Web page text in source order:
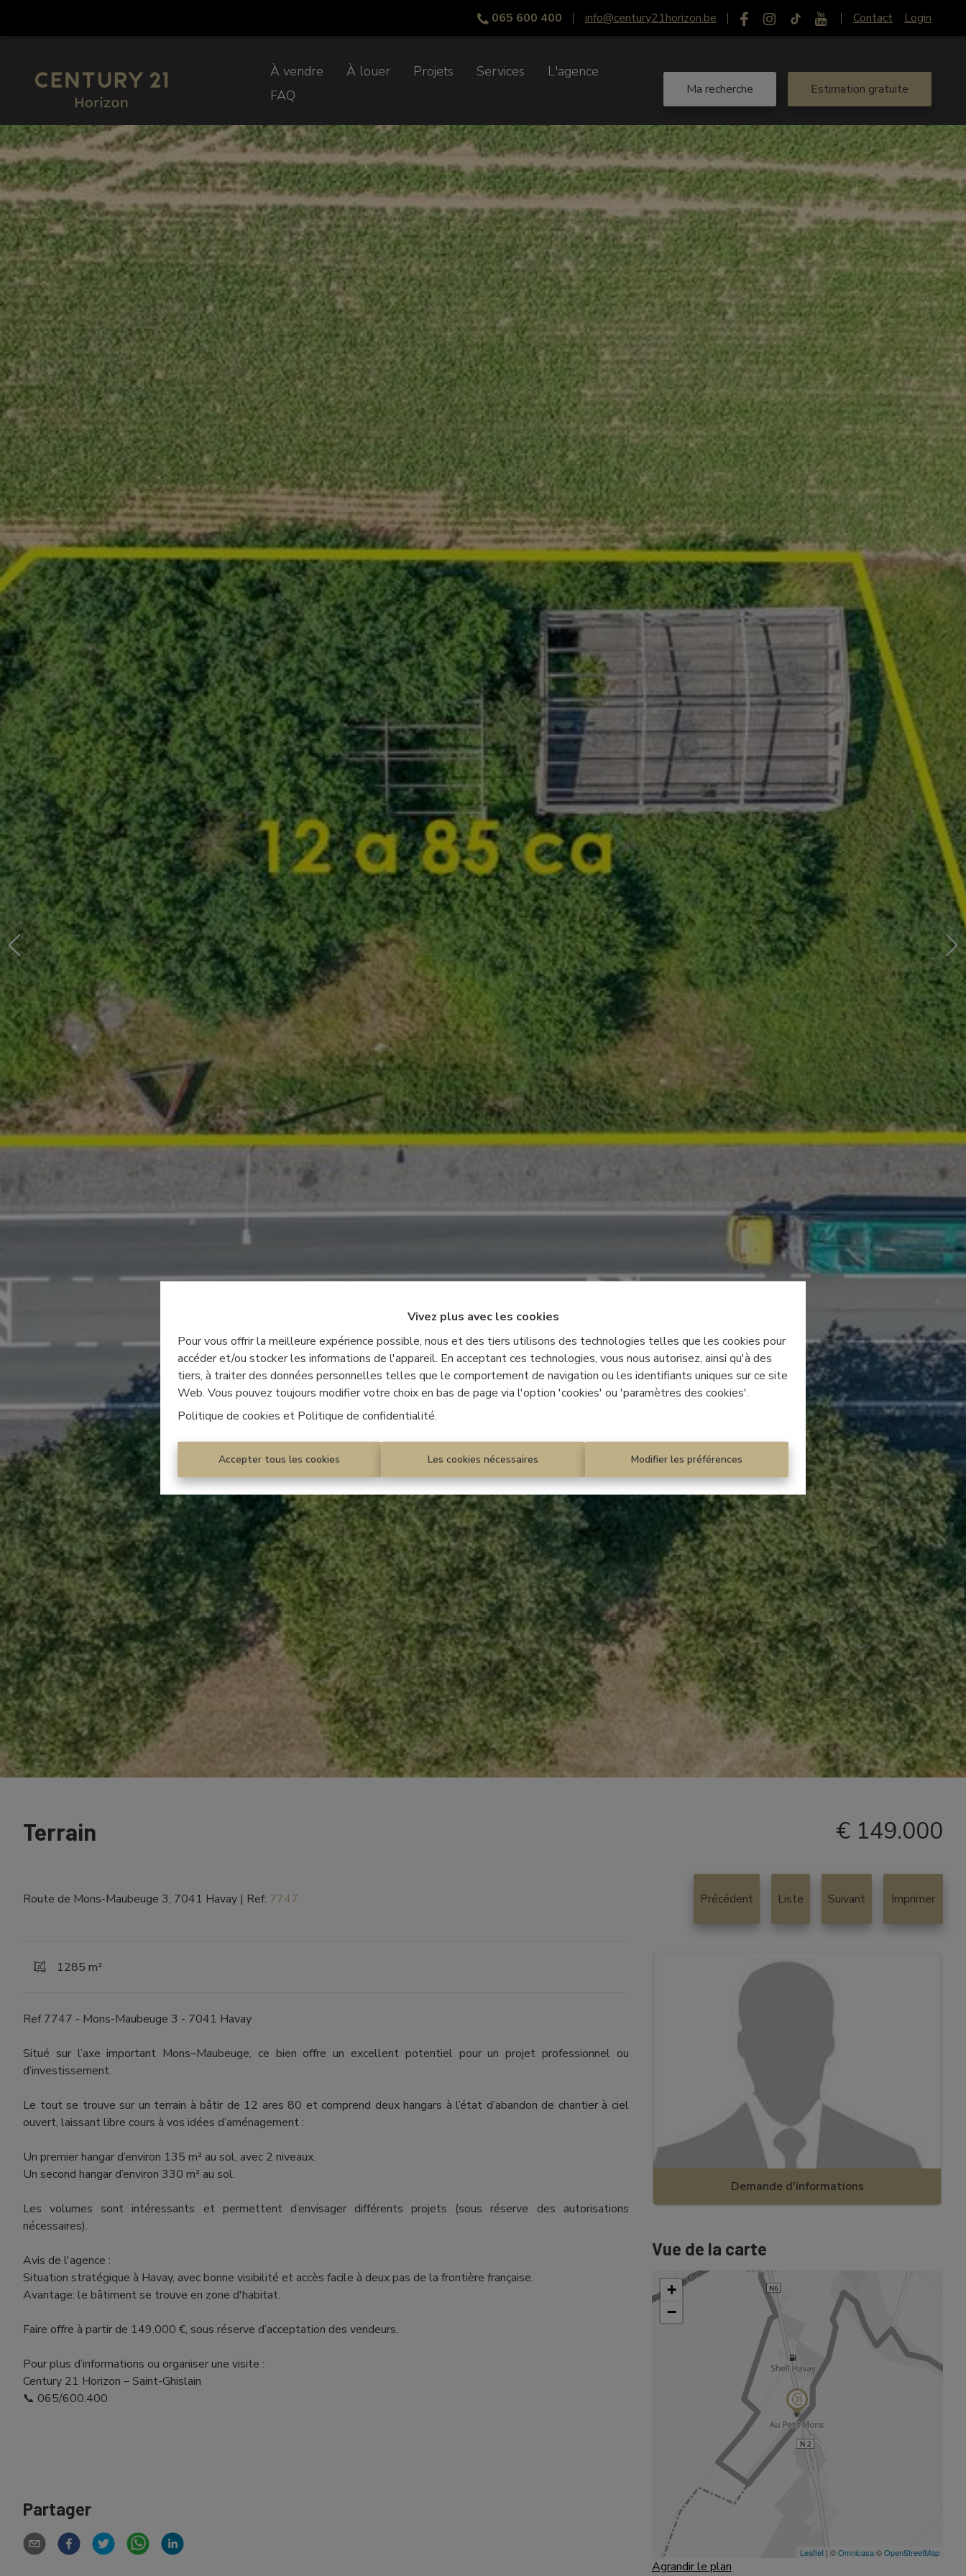
Vivez plus avec les cookies
Pour vous offrir la meilleure expérience possible, nous et des tiers utilisons des technologies telles que les cookies pour
accéder et/ou stocker les informations de l'appareil. En acceptant ces technologies, vous nous autorisez, ainsi qu'à des
tiers, à traiter des données personnelles telles que le comportement de navigation ou les identifiants uniques sur ce site
Web. Vous pouvez toujours modifier votre choix en bas de page via l'option 'cookies' ou 'paramètres des cookies'.
Politique de cookies et Politique de confidentialité.
Accepter tous les cookies Les cookies nécessaires Modifier les préférences
065 600 400 info@century21horizon.be Contact Login
À vendre À louer Projets Services
L'agence
FAQ
Ma recherche Estimation gratuite
Terrain € 149.000
Route de Mons-Maubeuge 3, 7041 Havay | Ref: 7747 Précédent Liste Suivant Imprimer
1285 m²
Ref 7747 - Mons-Maubeuge 3 - 7041 Havay
Situé sur l’axe important Mons–Maubeuge, ce bien offre un excellent potentiel pour un projet professionnel ou
d’investissement.
Le tout se trouve sur un terrain à bâtir de 12 ares 80 et comprend deux hangars à l’état d’abandon de chantier à ciel
ouvert, laissant libre cours à vos idées d’aménagement :
Un premier hangar d’environ 135 m² au sol, avec 2 niveaux.
Un second hangar d’environ 330 m² au sol.
Les volumes sont intéressants et permettent d’envisager différents projets (sous réserve des autorisations
nécessaires).
Avis de l'agence :
Situation stratégique à Havay, avec bonne visibilité et accès facile à deux pas de la frontière française.
Avantage: le bâtiment se trouve en zone d'habitat.
Faire offre à partir de 149.000 €, sous réserve d’acceptation des vendeurs.
Pour plus d’informations ou organiser une visite :
Century 21 Horizon – Saint-Ghislain
📞 065/600.400
Partager
Demande d'informations
Vue de la carte
Agrandir le plan